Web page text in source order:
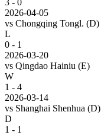
2026-04-05
vs Chongqing Tongl. (D)
L
0 - 1
2026-03-20
vs Qingdao Hainiu (E)
W
1 - 4
2026-03-14
vs Shanghai Shenhua (D)
D
1 - 1